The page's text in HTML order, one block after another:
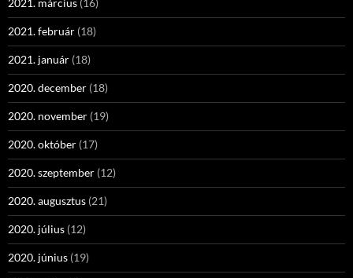
2021. március (16)
2021. február (18)
2021. január (18)
2020. december (18)
2020. november (19)
2020. október (17)
2020. szeptember (12)
2020. augusztus (21)
2020. július (12)
2020. június (19)